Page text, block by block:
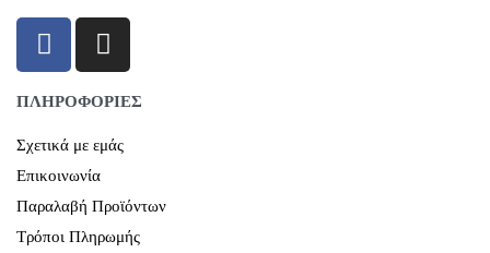
ΠΛΗΡΟΦΟΡΙΕΣ
Σχετικά με εμάς
Επικοινωνία
Παραλαβή Προϊόντων
Τρόποι Πληρωμής